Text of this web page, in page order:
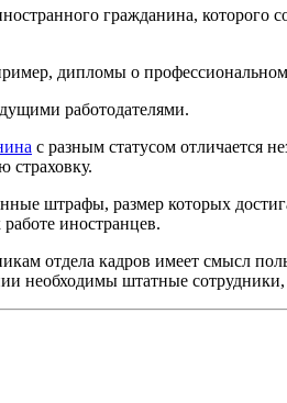
гражданина, которого
дипломы о
работодателями.
с разным статусом отличается
страховку.
штрафы, размер которых
иностранцев.
отдела кадров имеет смысл
необходимы штатные